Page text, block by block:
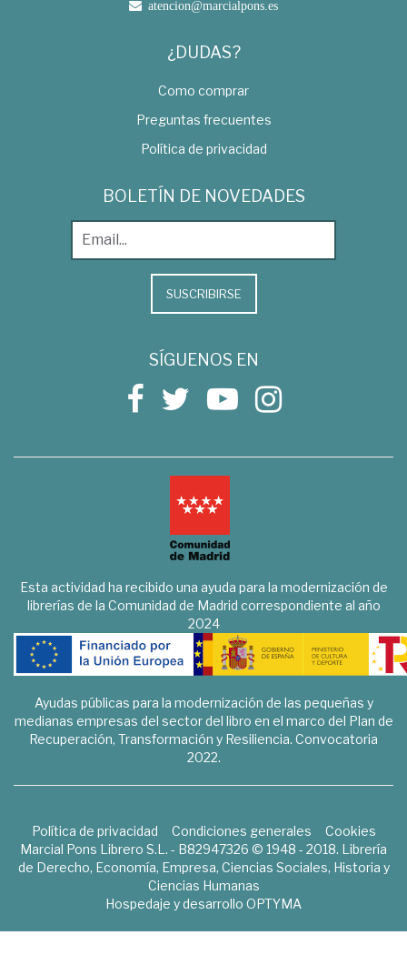
atencion@marcialpons.es
¿DUDAS?
Como comprar
Preguntas frecuentes
Política de privacidad
BOLETÍN DE NOVEDADES
SUSCRIBIRSE
SÍGUENOS EN
Esta actividad ha recibido una ayuda para la modernización de
librerías de la Comunidad de Madrid correspondiente al año
2024
Ayudas públicas para la modernización de las pequeñas y
medianas empresas del sector del libro en el marco del Plan de
Recuperación, Transformación y Resiliencia. Convocatoria
2022.
Política de privacidad Condiciones generales
Cookies
Marcial Pons Librero S.L. - B82947326 © 1948 - 2018. Librería
de Derecho, Economía, Empresa, Ciencias Sociales, Historia y
Ciencias Humanas
Hospedaje y desarrollo OPTYMA